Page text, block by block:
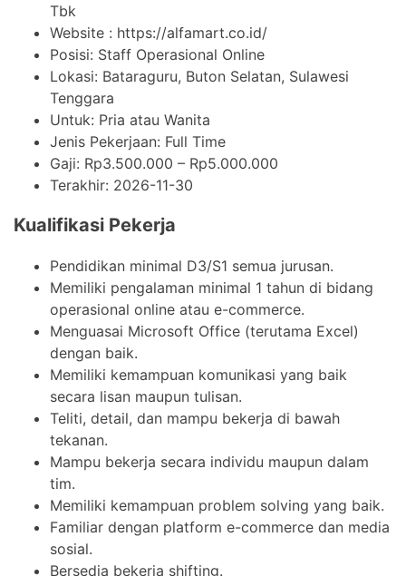
Tbk
Website : https://alfamart.co.id/
Posisi: Staff Operasional Online
Lokasi: Bataraguru, Buton Selatan, Sulawesi
Tenggara
Untuk: Pria atau Wanita
Jenis Pekerjaan: Full Time
Gaji: Rp3.500.000 – Rp5.000.000
Terakhir: 2026-11-30
Kualifikasi Pekerja
Pendidikan minimal D3/S1 semua jurusan.
Memiliki pengalaman minimal 1 tahun di bidang
operasional online atau e-commerce.
Menguasai Microsoft Office (terutama Excel)
dengan baik.
Memiliki kemampuan komunikasi yang baik
secara lisan maupun tulisan.
Teliti, detail, dan mampu bekerja di bawah
tekanan.
Mampu bekerja secara individu maupun dalam
tim.
Memiliki kemampuan problem solving yang baik.
Familiar dengan platform e-commerce dan media
sosial.
Bersedia bekerja shifting.